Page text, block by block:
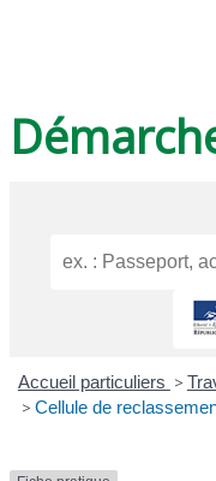
Accueil particuliers >
> Cellule de